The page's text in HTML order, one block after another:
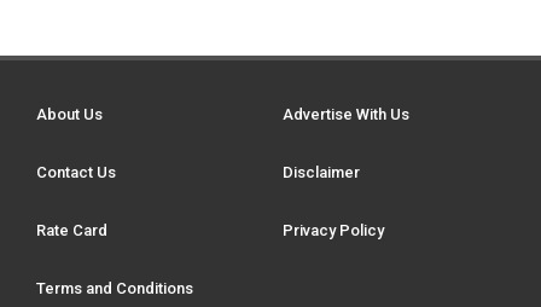
About Us Advertise With Us
Contact Us Disclaimer
Rate Card Privacy Policy
Terms and Conditions